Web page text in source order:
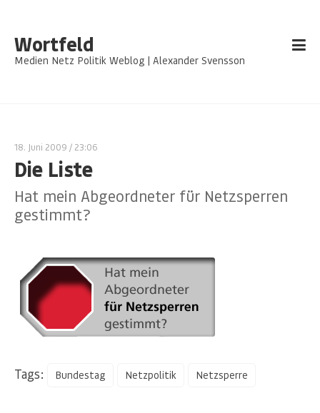
Wortfeld
Medien Netz Politik Weblog | Alexander Svensson
18. Juni 2009 / 23:06
Die Liste
Hat mein Abgeordneter für Netzsperren
gestimmt?
Tags: Bundestag Netzpolitik Netzsperre